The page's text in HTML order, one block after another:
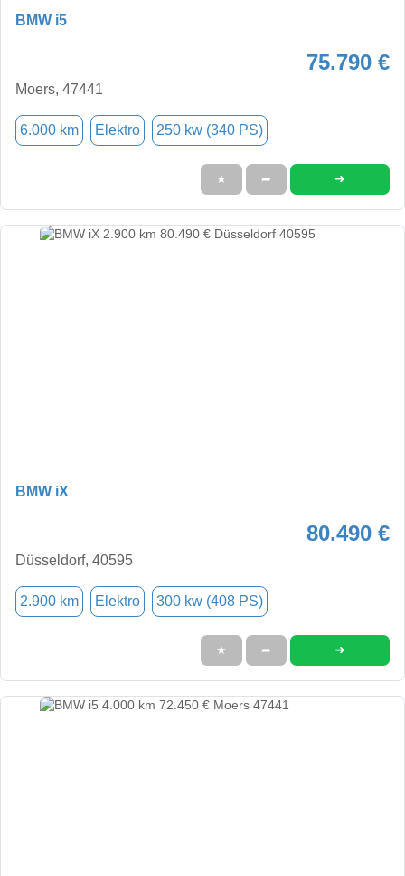
BMW i5
75.790 €
Moers, 47441
6.000 km Elektro 250 kw (340 PS)
★ ➦ ➜
BMW iX
80.490 €
Düsseldorf, 40595
2.900 km Elektro 300 kw (408 PS)
★ ➦ ➜